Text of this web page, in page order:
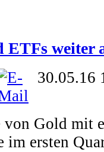
ETFs weiter
30.05.16
Gold mit
ersten